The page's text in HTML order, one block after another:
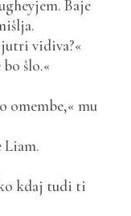
Baje
vidiva?«
šlo.«
omembe,« mu
Liam.
kdaj tudi ti